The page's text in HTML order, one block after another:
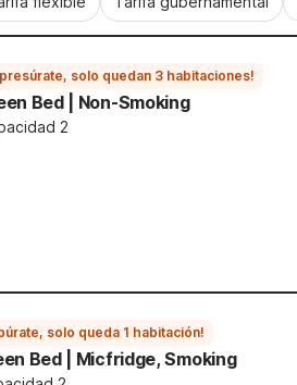
solo quedan 3 habitaciones!
Bed | Non-Smoking
2
solo queda 1 habitación!
Bed | Micfridge, Smoking